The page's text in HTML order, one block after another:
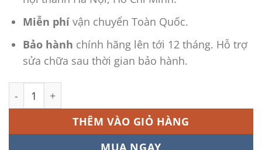
Miễn phívận chuyển Toàn Quốc.
Bảo hành chính hãng lên tới 12 tháng. Hỗ trợ
sửa chữa sau thời gian bảo hành.
Máy Siêu Âm Kết Hợp Điện Xung BTL số lượng
THÊM VÀO GIỎ HÀNG